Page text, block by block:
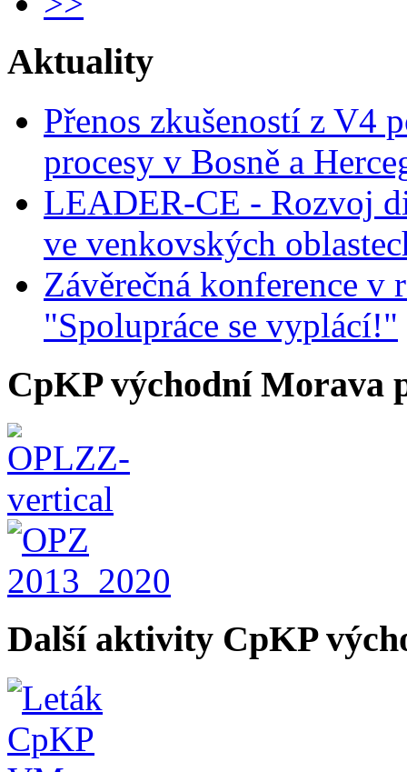
Aktuality
Přenos zkušeností z V4
procesy v Bosně a
LEADER-CE - Rozvoj
ve venkovských
Závěrečná konference v
"Spolupráce se vyplácí!"
CpKP východní Morava
Další aktivity CpKP